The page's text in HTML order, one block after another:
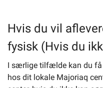
Hvis du vil
fysisk (Hvis du
I særlige tilfælde kan du få
hos dit lokale Majoriaq